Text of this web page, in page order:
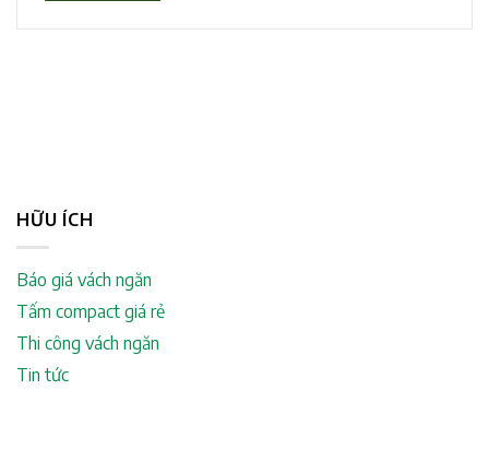
HỮU ÍCH
Báo giá vách ngăn
Tấm compact giá rẻ
Thi công vách ngăn
Tin tức